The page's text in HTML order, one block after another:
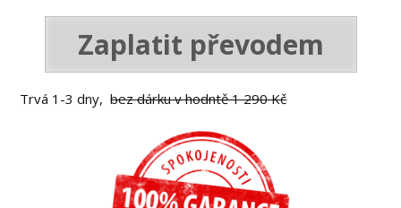
Zaplatit převodem
Trvá 1-3 dny,bez dárku v hodntě 1 290 Kč